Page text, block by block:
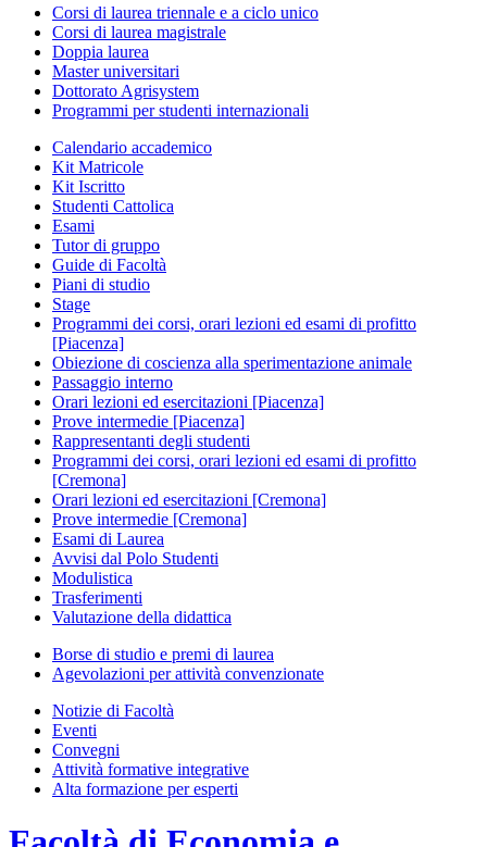
Corsi di laurea triennale e a ciclo unico
Corsi di laurea magistrale
Doppia laurea
Master universitari
Dottorato Agrisystem
Programmi per studenti internazionali
Calendario accademico
Kit Matricole
Kit Iscritto
Studenti Cattolica
Esami
Tutor di gruppo
Guide di Facoltà
Piani di studio
Stage
Programmi dei corsi, orari lezioni ed esami di profitto
[Piacenza]
Obiezione di coscienza alla sperimentazione animale
Passaggio interno
Orari lezioni ed esercitazioni [Piacenza]
Prove intermedie [Piacenza]
Rappresentanti degli studenti
Programmi dei corsi, orari lezioni ed esami di profitto
[Cremona]
Orari lezioni ed esercitazioni [Cremona]
Prove intermedie [Cremona]
Esami di Laurea
Avvisi dal Polo Studenti
Modulistica
Trasferimenti
Valutazione della didattica
Borse di studio e premi di laurea
Agevolazioni per attività convenzionate
Notizie di Facoltà
Eventi
Convegni
Attività formative integrative
Alta formazione per esperti